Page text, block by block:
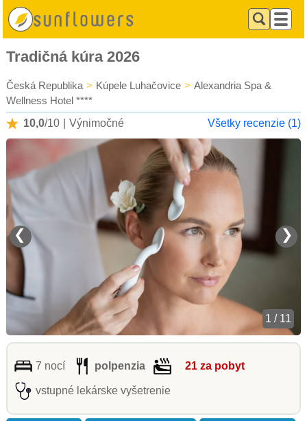
Tradičná kúra 2026
Česká Republika > Kúpele Luhačovice > Alexandria Spa &
Wellness Hotel ****
10,0/10 Výnimočné Všetky recenzie (1)
❮ ❯
1 / 11
7 nocí polpenzia 21 za pobyt
vstupné lekárske vyšetrenie